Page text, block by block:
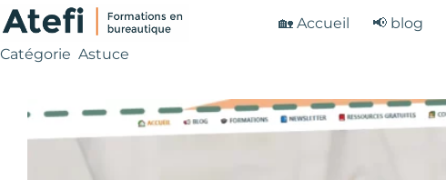
Passer
au
🏡 Accueil 📢 blog
Catégorie Astuce